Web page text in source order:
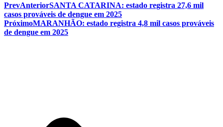
PrevAnteriorSANTA CATARINA: estado registra 27,6 mil
casos prováveis de dengue em 2025
PróximoMARANHÃO: estado registra 4,8 mil casos prováveis
de dengue em 2025